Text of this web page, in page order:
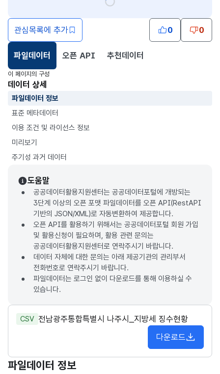
관심목록에 추가 0 0
파일데이터
선택됨
오픈 API 추천데이터
이 페이지의 구성
데이터 상세
파일데이터 정보
표준 메타데이터
이용 조건 및 라이선스 정보
미리보기
주기성 과거 데이터
도움말
공공데이터활용지원센터는 공공데이터포털에 개방되는
3단계 이상의 오픈 포맷 파일데이터를 오픈 API(RestAPI
기반의 JSON/XML)로 자동변환하여 제공합니다.
오픈 API를 활용하기 위해서는 공공데이터포털 회원 가입
및 활용신청이 필요하며, 활용 관련 문의는
공공데이터활용지원센터로 연락주시기 바랍니다.
데이터 자체에 대한 문의는 아래 제공기관의 관리부서
전화번호로 연락주시기 바랍니다.
파일데이터는 로그인 없이 다운로드를 통해 이용하실 수
있습니다.
CSV 전남광주통합특별시 나주시_지방세 징수현황
다운로드
파일데이터 정보